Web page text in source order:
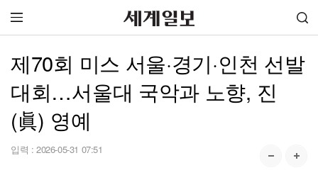
제70회 미스 서울·경기·인천 선발
대회…서울대 국악과 노향, 진
(眞) 영예
입력 : 2026-05-31 07:51